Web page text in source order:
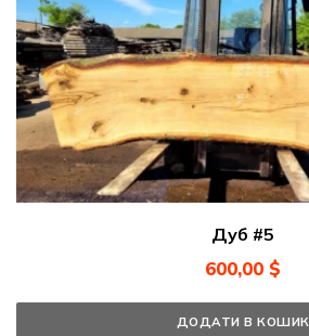
Дуб #5
600,00 $
ДОДАТИ В КОШИК